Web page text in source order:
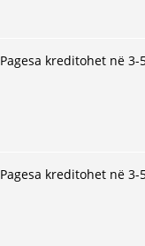
Pagesa kreditohet në
Pagesa kreditohet në